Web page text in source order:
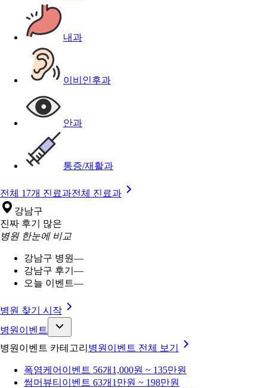
내과
이비인후과
안과
통증/재활과
전체 17개 진료과전체 진료과
강남구
진짜 후기 많은
병원 한눈에 비교
강남구 병원—
강남구 후기 —
오늘 이벤트—
병원 찾기 시작
병원이벤트
병원이벤트 카테고리 병원이벤트 전체 보기
폭염케어 이벤트 56개 1,000원 ~ 135만원
썸머뷰티 이벤트 63개 1만원 ~ 198만원